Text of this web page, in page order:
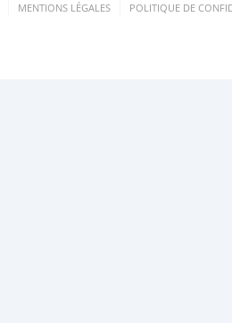
MENTIONS LÉGALES POLITIQUE DE